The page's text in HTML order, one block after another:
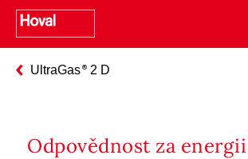
UltraGas 2 D
Odpovědnost za